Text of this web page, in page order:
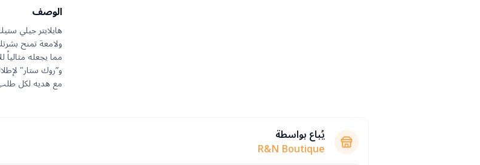
الوصف
ولامعة تمنح
مما يجعله
و”روك ستار"
مع هديه لكل
يُباع بواسطة
R&N Boutique